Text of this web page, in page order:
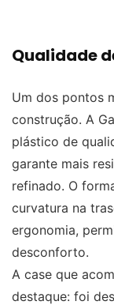
Qualidade
Um dos pontos
construção. A
plástico de
garante mais
refinado. O
curvatura na
ergonomia,
desconforto.
A case que
destaque: foi